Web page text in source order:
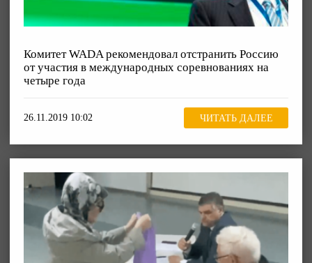
Комитет WADA рекомендовал отстранить Россию
от участия в международных соревнованиях на
четыре года
26.11.2019 10:02 ЧИТАТЬ ДАЛЕЕ